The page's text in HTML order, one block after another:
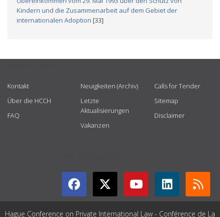
Kindern und die Zusammenarbeit auf dem Gebiet der
internationalen Adoption [33]
Kontakt
Über die HCCH
FAQ
Neuigkeiten (Archiv)
Letzte
Aktualisierungen
Vakanzen
Calls for Tender
Sitemap
Disclaimer
Hague Conference on Private International Law - Conférence de La